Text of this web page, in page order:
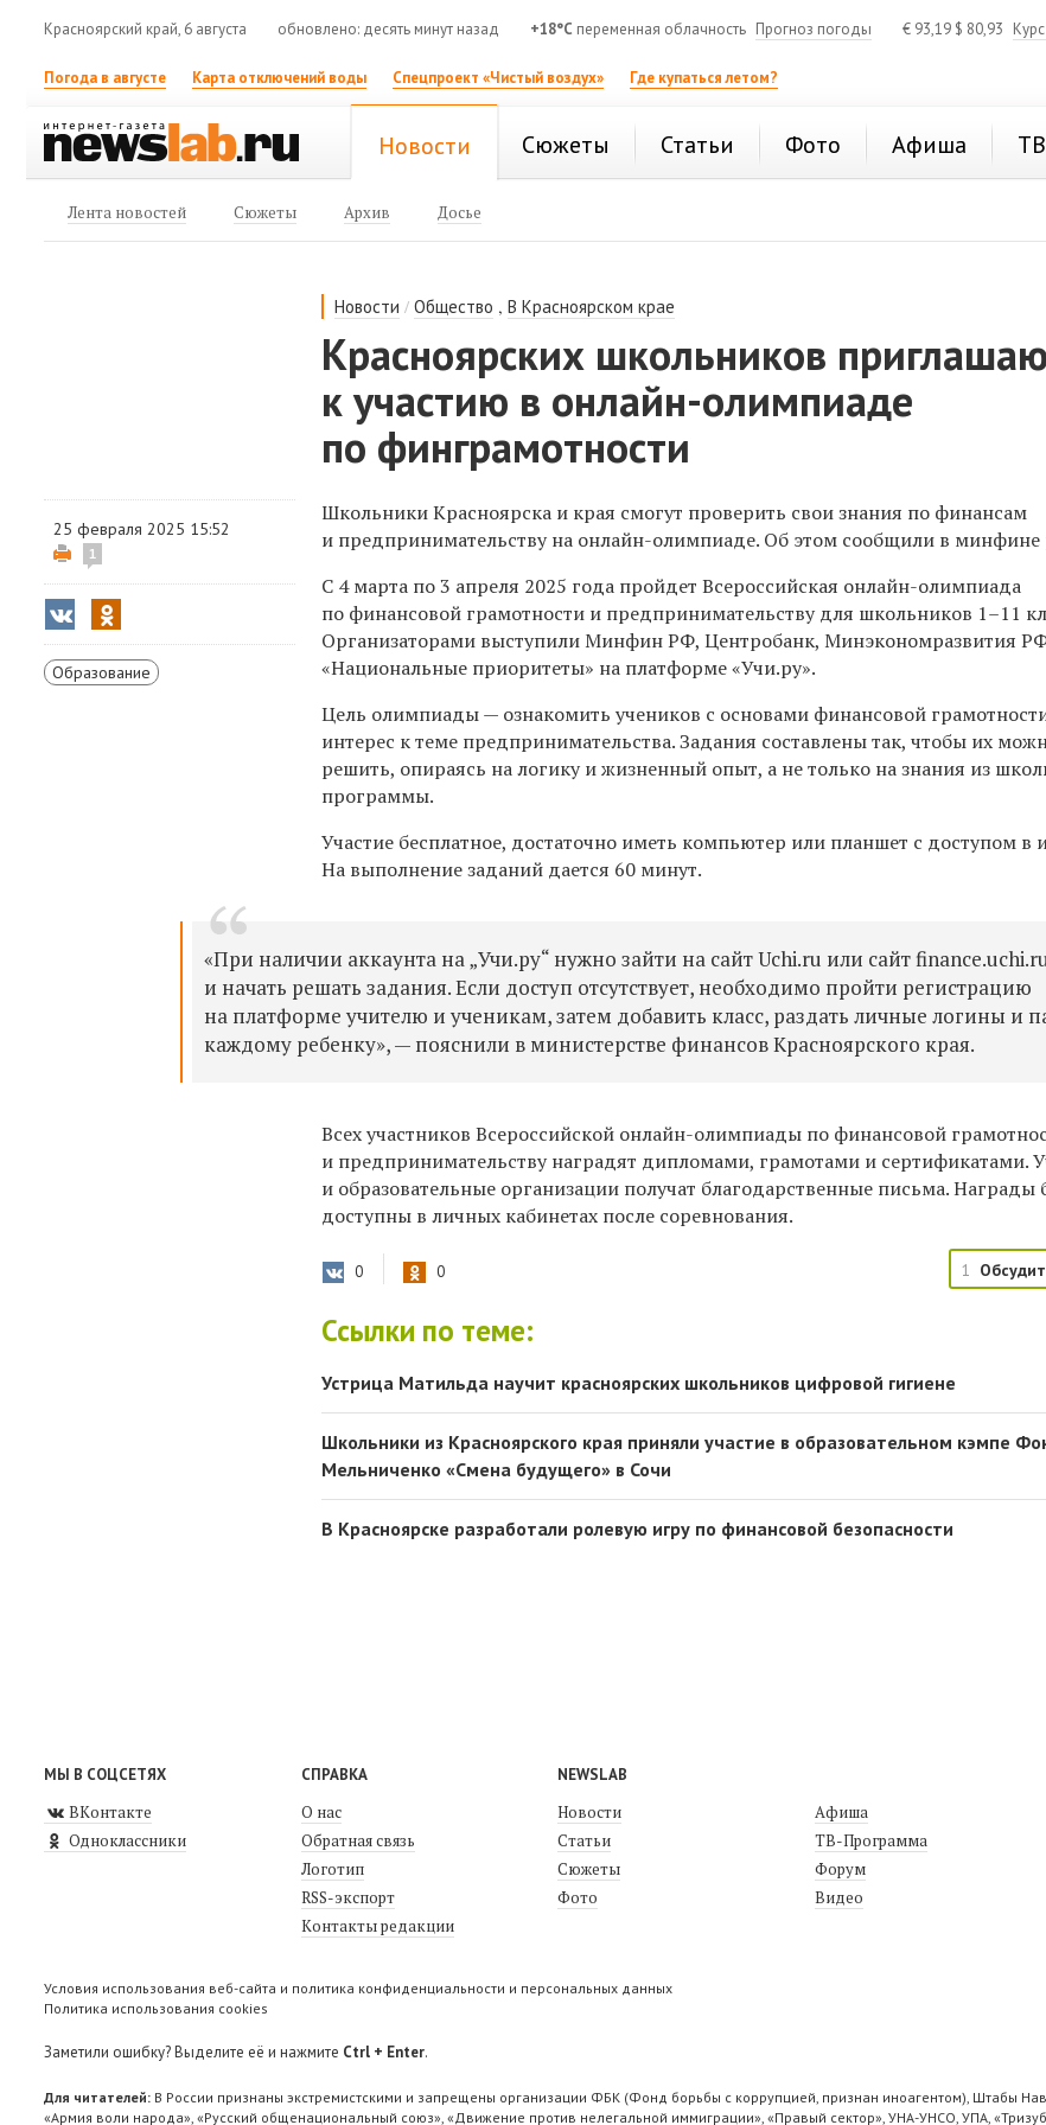
Красноярский край, 6 августа обновлено: десять минут назад +18°C переменная облачность Прогноз погоды € 93,19 $ 80,93
Погода в августе Карта отключений воды Спецпроект «Чистый воздух» Где купаться летом?
Новости Сюжеты Статьи Фото Афиша ТВ
Лента новостей Сюжеты Архив Досье
Новости /Общество ,В Красноярском крае
Красноярских школьников
к участию в онлайн-олимпиаде
по финграмотности
25 февраля 2025 15:52
1
Образование
Школьники Красноярска и края смогут проверить свои знания по финансам
и предпринимательству на онлайн-олимпиаде. Об этом сообщили в минфине
С 4 марта по 3 апреля 2025 года пройдет Всероссийская онлайн-олимпиада
по финансовой грамотности и предпринимательству для школьников 1–11
Организаторами выступили Минфин РФ, Центробанк, Минэкономразвития
«Национальные приоритеты» на платформе «Учи.ру».
Цель олимпиады — ознакомить учеников с основами финансовой
интерес к теме предпринимательства. Задания составлены так, чтобы их
решить, опираясь на логику и жизненный опыт, а не только на знания из
программы.
Участие бесплатное, достаточно иметь компьютер или планшет с доступом в
На выполнение заданий дается 60 минут.
«При наличии аккаунта на „Учи.ру“ нужно зайти на сайт Uchi.ru или сайт
и начать решать задания. Если доступ отсутствует, необходимо пройти регистрацию
на платформе учителю и ученикам, затем добавить класс, раздать личные логины и
каждому ребенку», — пояснили в министерстве финансов Красноярского края.
Всех участников Всероссийской онлайн-олимпиады по финансовой
и предпринимательству наградят дипломами, грамотами и сертификатами.
и образовательные организации получат благодарственные письма. Награды
доступны в личных кабинетах после соревнования.
0 0 1
Ссылки по теме:
Устрица Матильда научит красноярских школьников цифровой гигиене
Школьники из Красноярского края приняли участие в образовательном кэмпе
Мельниченко «Смена будущего» в Сочи
В Красноярске разработали ролевую игру по финансовой безопасности
МЫ В СОЦСЕТЯХ
ВКонтакте
Одноклассники
СПРАВКА
О нас
Обратная связь
Логотип
RSS-экспорт
Контакты редакции
NEWSLAB
Новости
Статьи
Сюжеты
Фото
Афиша
ТВ-Программа
Форум
Видео
Условия использования веб-сайта и политика конфиденциальности и персональных данных
Политика использования cookies
Заметили ошибку? Выделите её и нажмите Ctrl + Enter.
Для читателей: В России признаны экстремистскими и запрещены организации ФБК (Фонд борьбы с коррупцией, признан иноагентом), Штабы
«Армия воли народа», «Русский общенациональный союз», «Движение против нелегальной иммиграции», «Правый сектор», УНА-УНСО, УПА,